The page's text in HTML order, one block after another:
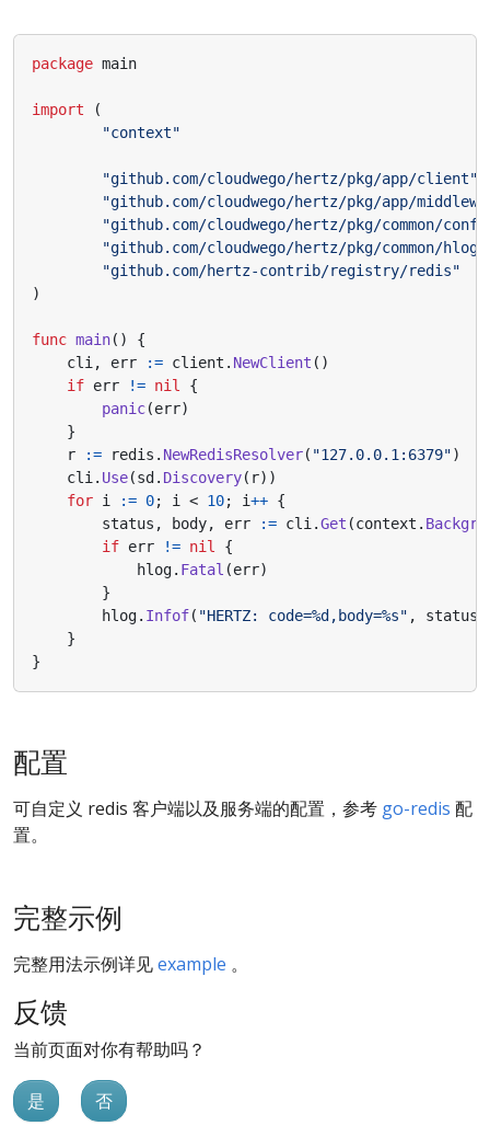
package main
import
(
"context"
"github.com/cloudwego/hertz/pkg/app/client"
"github.com/cloudwego/hertz/pkg/app/
"github.com/cloudwego/hertz/pkg/common/
"github.com/cloudwego/hertz/pkg/common/hlog"
"github.com/hertz-contrib/registry/redis"
)
func main()
{
cli , err := client . NewClient ()
if err != nil
{
panic(err)
}
r
:= redis . NewRedisResolver( "127.0.0.1:6379")
cli . Use(sd . Discovery( r))
for i := 0; i < 10; i++ {
status , body, err := cli .Get (context .
if err != nil
{
hlog. Fatal (err)
}
hlog. Infof( "HERTZ: code=%d,body=%s" , status
}
}
配置
可自定义 redis 客户端以及服务端的配置，参考 go-redis 配
置。
完整示例
完整用法示例详见example 。
反馈
当前页面对你有帮助吗？
是 否